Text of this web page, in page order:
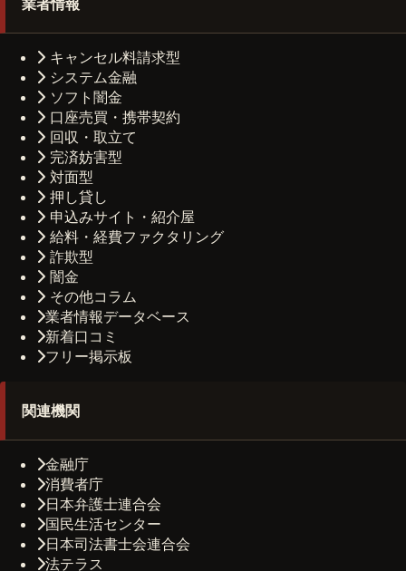
キャンセル料請求型
システム金融
ソフト闇金
口座売買・携帯契約
回収・取立て
完済妨害型
対面型
押し貸し
申込みサイト・紹介屋
給料・経費ファクタリング
詐欺型
闇金
その他コラム
業者情報データベース
新着口コミ
フリー掲示板
関連機関
金融庁
消費者庁
日本弁護士連合会
国民生活センター
日本司法書士会連合会
法テラス